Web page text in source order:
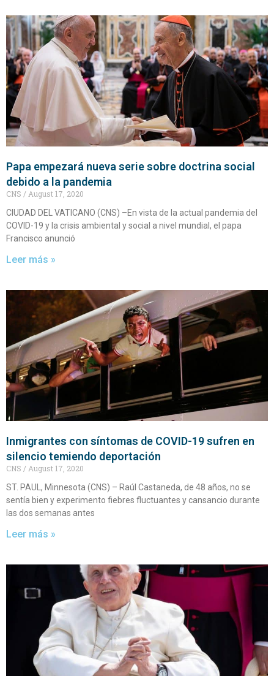
Papa empezará nueva serie sobre doctrina social
debido a la pandemia
CNS
August 17, 2020
CIUDAD DEL VATICANO (CNS) –En vista de la actual pandemia del
COVID-19 y la crisis ambiental y social a nivel mundial, el papa
Francisco anunció
Leer más »
Inmigrantes con síntomas de COVID-19 sufren en
silencio temiendo deportación
CNS
August 17, 2020
ST. PAUL, Minnesota (CNS) – Raúl Castaneda, de 48 años, no se
sentía bien y experimento fiebres fluctuantes y cansancio durante
las dos semanas antes
Leer más »